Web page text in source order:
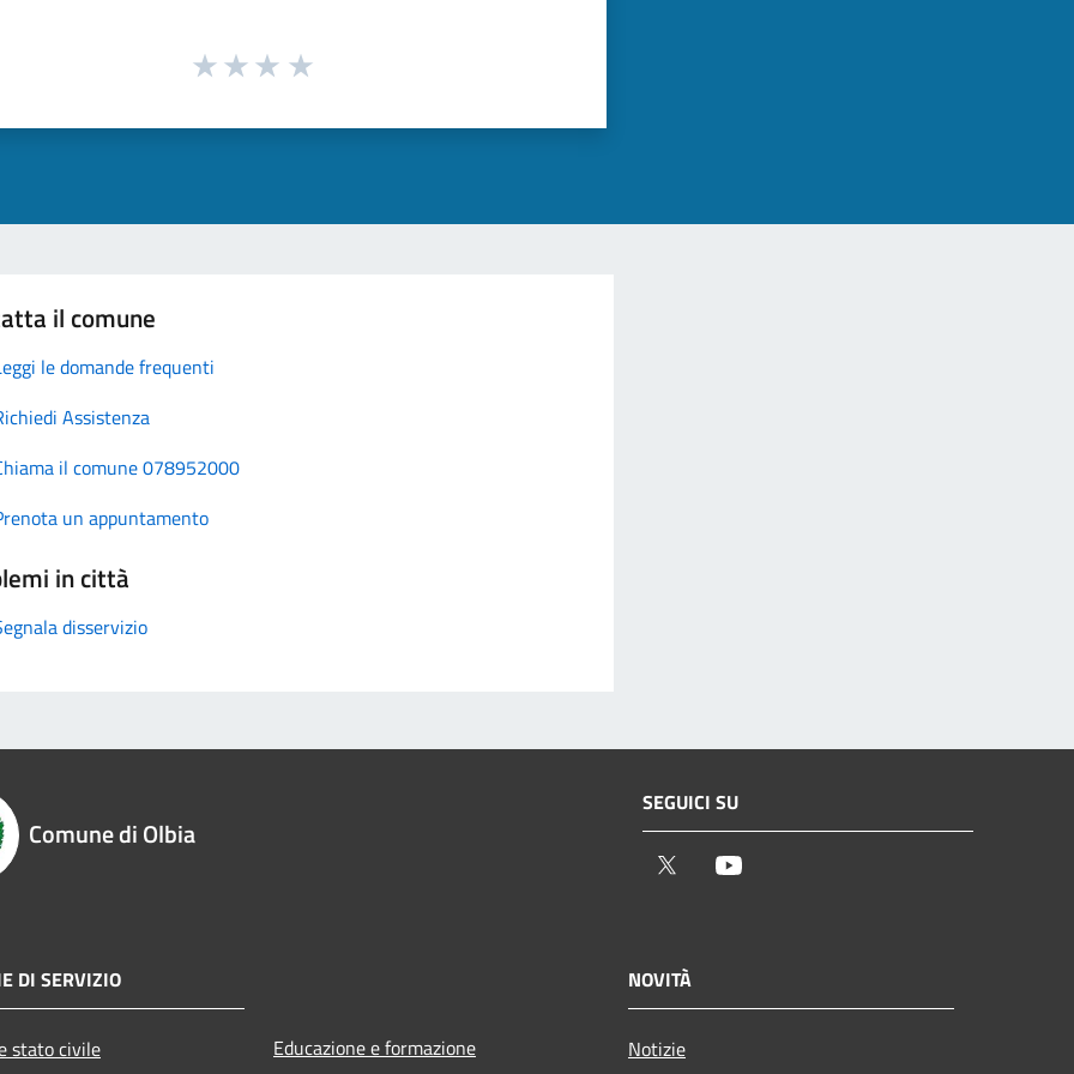
il comune
le domande frequenti
Assistenza
il comune 078952000
un appuntamento
in città
disservizio
Comune di Olbia
SEGUICI SU
Twitter
DI SERVIZIO
stato civile
Educazione e formazione
NOVITÀ
Notizie